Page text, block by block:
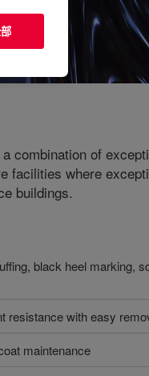
combination of
facilities where
buildings.
black heel marking,
resistance with easy
maintenance